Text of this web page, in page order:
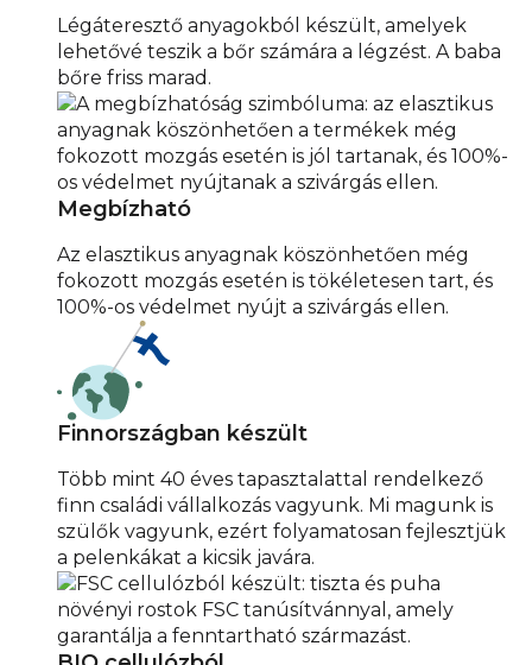
Légáteresztő anyagokból készült, amelyek
lehetővé teszik a bőr számára a légzést. A baba
bőre friss marad.
Megbízható
Az elasztikus anyagnak köszönhetően még
fokozott mozgás esetén is tökéletesen tart, és
100%-os védelmet nyújt a szivárgás ellen.
Finnországban készült
Több mint 40 éves tapasztalattal rendelkező
finn családi vállalkozás vagyunk. Mi magunk is
szülők vagyunk, ezért folyamatosan fejlesztjük
a pelenkákat a kicsik javára.